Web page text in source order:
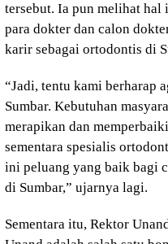
tersebut. Ia pun melihat hal
para dokter dan calon
karir sebagai ortodontis di
“Jadi, tentu kami berharap
Sumbar. Kebutuhan
merapikan dan
sementara spesialis
ini peluang yang baik bagi
di Sumbar,” ujarnya lagi.
Sementara itu, Rektor